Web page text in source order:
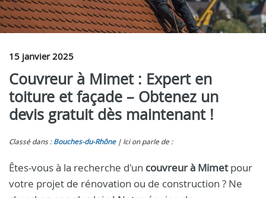
15 janvier 2025
Couvreur à Mimet : Expert en
toiture et façade – Obtenez un
devis gratuit dès maintenant !
Classé dans : Bouches-du-Rhône Ici on parle de :
Êtes-vous à la recherche d'un couvreur à Mimetpour
votre projet de rénovation ou de construction ? Ne